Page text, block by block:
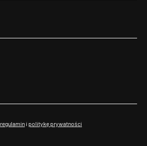
regulamin i politykę prywatności